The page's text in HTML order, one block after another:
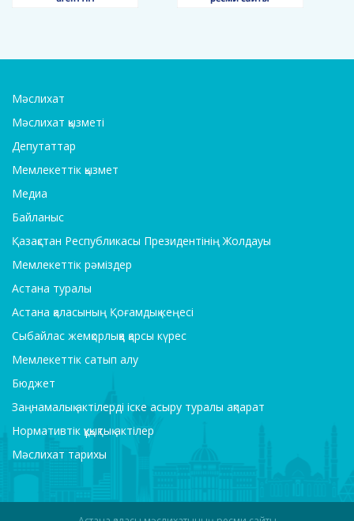
Мәслихат
Мәслихат қызметі
Депутаттар
Мемлекеттік қызмет
Медиа
Байланыс
Қазақстан Республикасы Президентінің Жолдауы
Мемлекеттік рәміздер
Астана туралы
Астана қаласының Қоғамдық кеңесі
Сыбайлас жемқорлыққа қарсы күрес
Мемлекеттік сатып алу
Бюджет
Заңнамалық актілерді іске асыру туралы ақпарат
Нормативтік құқықтық актілер
Мәслихат тарихы